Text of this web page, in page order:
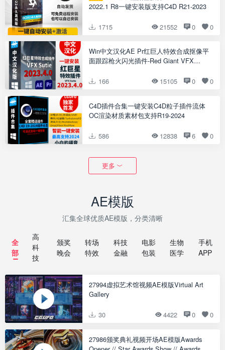
2022.1 R8一键安装版支持C4D R21-2023
1715 21552 0 0
Win中文汉化AE Pr红巨人特效合成抠像平
面跟踪枪火闪光插件-Red Giant VFX
166
15105 0 0
C4D插件合集一键安装C4D粒子插件流体
OC渲染材质素材包支持R19-2024
586 12838 6 0
更多
AE模版
汇集全球优质AE模版，分类清晰
全
部
高
科
技
颁奖
晚会
转场
特效
科技
金融
电影
包装
生物
医学
手机
APP
27994虚拟艺术馆视频AE模版Virtual Art
Gallery
30 4422 0 0
27986颁奖典礼视频开场AE模版Awards